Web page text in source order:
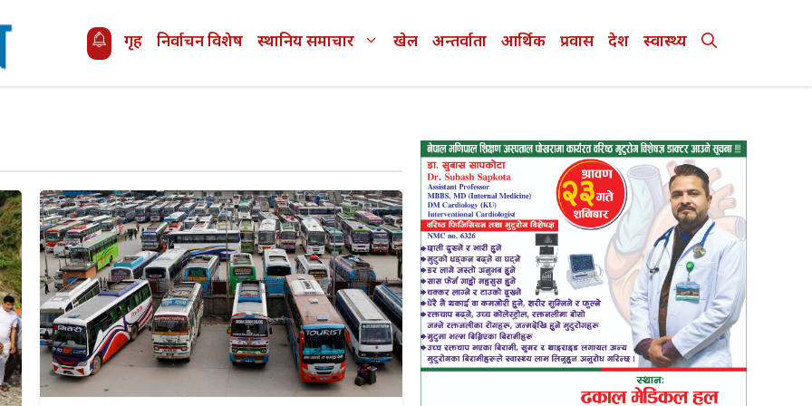
गृह निर्वाचन विशेष स्थानिय समाचार खेल अन्तर्वाता आर्थिक प्रवास देश स्वास्थ्य